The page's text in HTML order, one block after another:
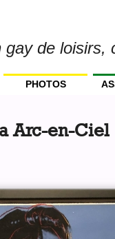
gay de loisirs,
PHOTOS
Arc-en-Ciel